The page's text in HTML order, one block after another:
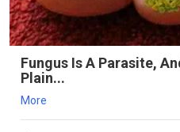
Fungus Is A Parasite,
Plain...
More